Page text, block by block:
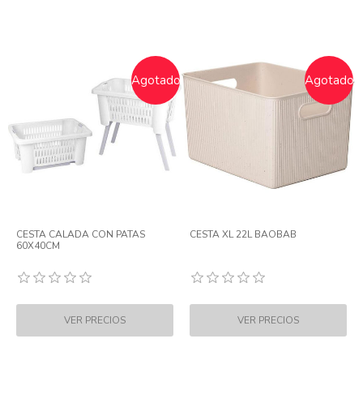
Agotado
CESTA CALADA CON PATAS
60X40CM
Agotado
CESTA XL 22L BAOBAB